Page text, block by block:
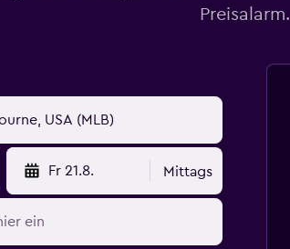
Preisalarm.
Fr 21.8. Mittags